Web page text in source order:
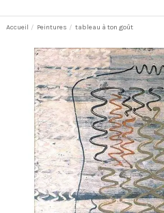
Accueil Peintures tableau à ton goût